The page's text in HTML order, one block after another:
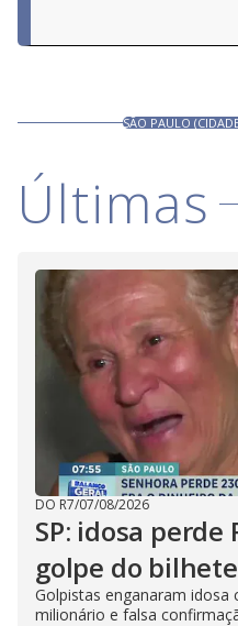
SÃO PAULO
Últimas
DO R7/07/08/2026
SP: idosa perde
golpe do
Golpistas enganaram
milionário e falsa